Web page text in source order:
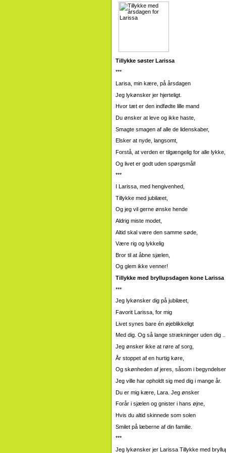
Tillykke søster Larissa
***
Larisa, min kære, på årsdagen
Jeg lykønsker jer hjerteligt.
Hvor tæt er den indfødte lille mand
Du ønsker at leve og ikke haste,
Smagte smagen af ​​alle de lidenskaber,
Elsker at nyde, langsomt,
Forstå, at verden er tilgængelig for alle lykke,
Og livet er godt uden spørgsmål!
***
I Larissa, med hengivenhed,
Tillykke med jubilæet,
Og jeg vil gerne ønske hende
Aldrig miste modet,
Altid skal være den samme søde,
Være rig og lykkelig
Bror til at åbne sjælen,
Og glem ikke venner!
Tillykke med bryllupsdagen kone Larissa
***
Jeg lykønsker dig på jubilæet,
Favorit Larissa, for mig
Livet synes bare én øjeblikkeligt
Med dig. Og så lange strækninger uden dig
Jeg ønsker ikke at røre af sorg,
År stoppet af en hurtig køre,
Og skønheden af ​​jeres, såsom i
Jeg ville har opholdt sig med dig i mange år.
Du er mig kære, Lara. Jeg ønsker
Forår i sjælen og gnister i hans øjne,
Hvis du altid skinnede som solen
Smilet på læberne af din familie.
***
Jeg lykønsker jer Larissa Tillykke med